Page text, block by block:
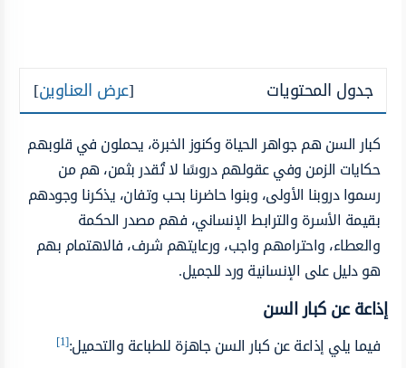
جدول المحتويات [عرض العناوين]
كبار السن هم جواهر الحياة وكنوز الخبرة، يحملون في قلوبهم
حكايات الزمن وفي عقولهم دروسًا لا تُقدر بثمن، هم من
رسموا دروبنا الأولى، وبنوا حاضرنا بحب وتفان، يذكرنا وجودهم
بقيمة الأسرة والترابط الإنساني، فهم مصدر الحكمة
والعطاء، واحترامهم واجب، ورعايتهم شرف، فالاهتمام بهم
هو دليل على الإنسانية ورد للجميل.
إذاعة عن كبار السن
فيما يلي إذاعة عن كبار السن جاهزة للطباعة والتحميل:[1]